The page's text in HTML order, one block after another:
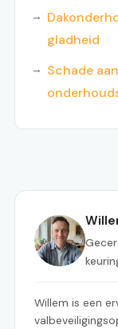
gladheid
Schade
Willem is een